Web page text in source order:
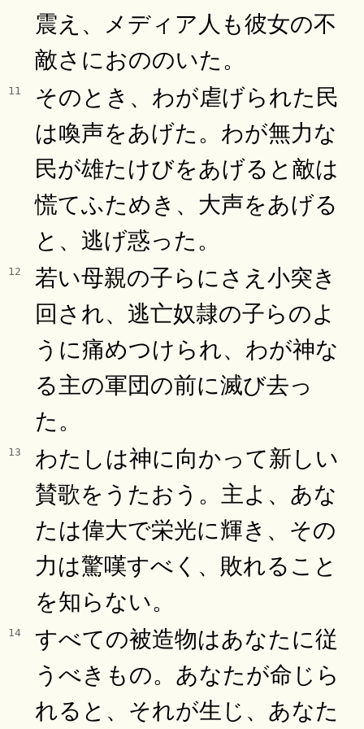
震え、メディア人も彼女の不
敵さにおののいた。
11
そのとき、わが虐げられた民
は喚声をあげた。わが無力な
民が雄たけびをあげると敵は
慌てふためき、大声をあげる
と、逃げ惑った。
12
若い母親の子らにさえ小突き
回され、逃亡奴隷の子らのよ
うに痛めつけられ、わが神な
る主の軍団の前に滅び去っ
た。
13
わたしは神に向かって新しい
賛歌をうたおう。主よ、あな
たは偉大で栄光に輝き、その
力は驚嘆すべく、敗れること
を知らない。
14
すべての被造物はあなたに従
うべきもの。あなたが命じら
れると、それが生じ、あなた